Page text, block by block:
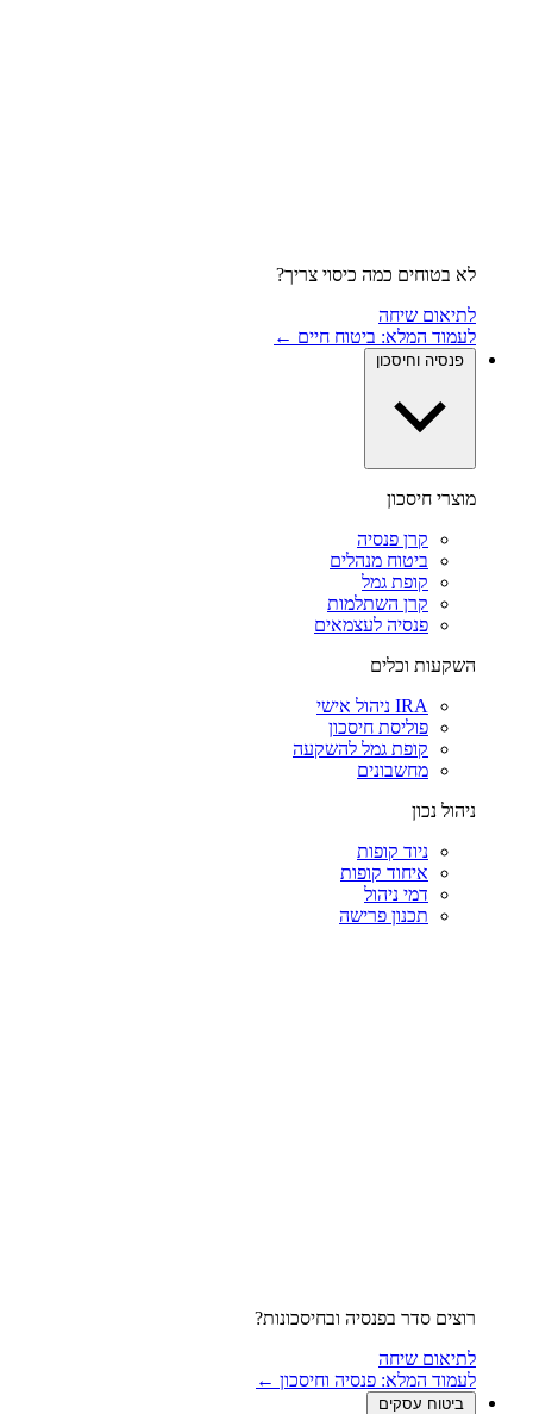
לא בטוחים כמה כיסוי צריך?
לתיאום שיחה
לעמוד המלא: ביטוח חיים ←
פנסיה וחיסכון
מוצרי חיסכון
קרן פנסיה
ביטוח מנהלים
קופת גמל
קרן השתלמות
פנסיה לעצמאים
השקעות וכלים
IRA ניהול אישי
פוליסת חיסכון
קופת גמל להשקעה
מחשבונים
ניהול נכון
ניוד קופות
איחוד קופות
דמי ניהול
תכנון פרישה
רוצים סדר בפנסיה ובחיסכונות?
לתיאום שיחה
לעמוד המלא: פנסיה וחיסכון ←
ביטוח עסקים